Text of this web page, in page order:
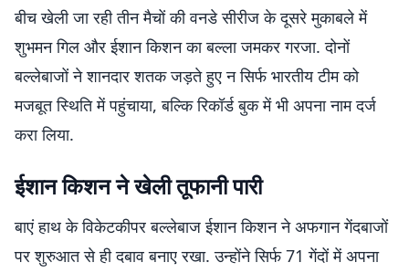
बीच खेली जा रही तीन मैचों की वनडे सीरीज के दूसरे मुकाबले में
शुभमन गिल और ईशान किशन का बल्ला जमकर गरजा. दोनों
बल्लेबाजों ने शानदार शतक जड़ते हुए न सिर्फ भारतीय टीम को
मजबूत स्थिति में पहुंचाया, बल्कि रिकॉर्ड बुक में भी अपना नाम दर्ज
करा लिया.
ईशान किशन ने खेली तूफानी पारी
बाएं हाथ के विकेटकीपर बल्लेबाज ईशान किशन ने अफगान गेंदबाजों
पर शुरुआत से ही दबाव बनाए रखा. उन्होंने सिर्फ 71 गेंदों में अपना